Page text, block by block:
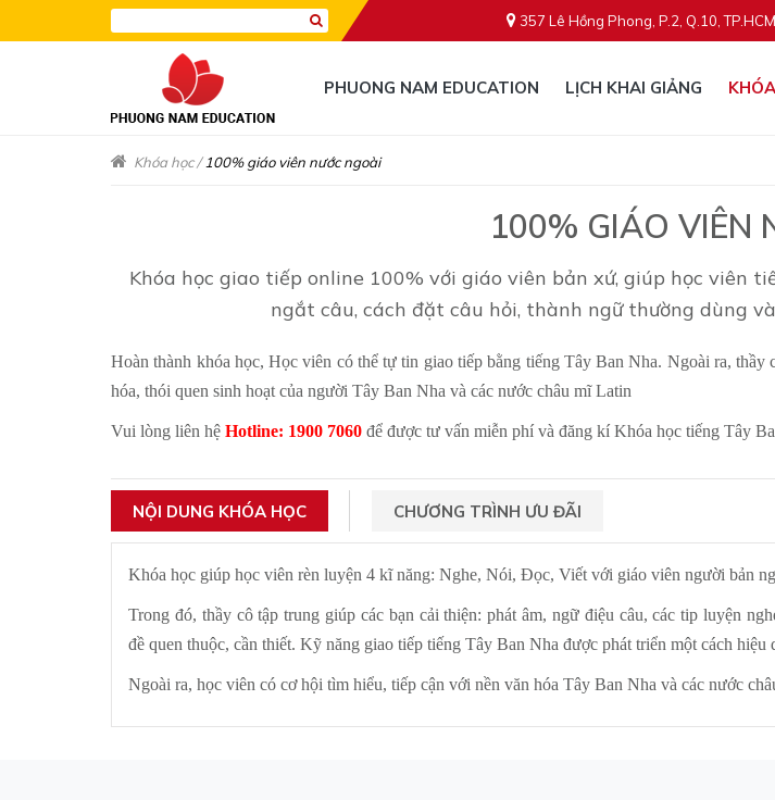
357 Lê Hồng Phong, P.2, Q.10, TP.HCM
PHUONG NAM EDUCATION LỊCH KHAI GIẢNG
Khóa học/ 100% giáo viên nước ngoài
100% GIÁO VIÊN
Khóa học giao tiếp online 100% với giáo viên bản xứ, giúp học viên
ngắt câu, cách đặt câu hỏi, thành ngữ thường dùng
Hoàn thành khóa học, Học viên có thể tự tin giao tiếp bằng tiếng Tây Ban Nha. Ngoài ra,
hóa, thói quen sinh hoạt của người Tây Ban Nha và các nước châu mĩ Latin
Vui lòng liên hệ Hotline: 1900 7060 để được tư vấn miễn phí và đăng kí Khóa học tiếng Tây
NỘI DUNG KHÓA HỌC CHƯƠNG TRÌNH ƯU ĐÃI
Khóa học giúp học viên rèn luyện 4 kĩ năng: Nghe, Nói, Đọc, Viết với giáo viên người bản
Trong đó, thầy cô tập trung giúp các bạn cải thiện: phát âm, ngữ điệu câu, các tip luyện
đề quen thuộc, cần thiết. Kỹ năng giao tiếp tiếng Tây Ban Nha được phát triển một cách hiệu
Ngoài ra, học viên có cơ hội tìm hiểu, tiếp cận với nền văn hóa Tây Ban Nha và các nước